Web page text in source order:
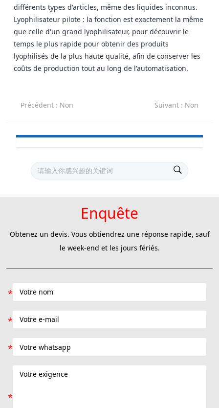
différents types d'articles, même des liquides inconnus.
Lyophilisateur pilote : la fonction est exactement la même
que celle d'un grand lyophilisateur, pour découvrir le
temps le plus rapide pour obtenir des produits
lyophilisés de la plus haute qualité, afin de conserver les
coûts de production tout au long de l'automatisation.
Précédent : Non Suivant : Non
Enquête
Obtenez un devis. Vous obtiendrez une réponse rapide, sauf
le week-end et les jours fériés.